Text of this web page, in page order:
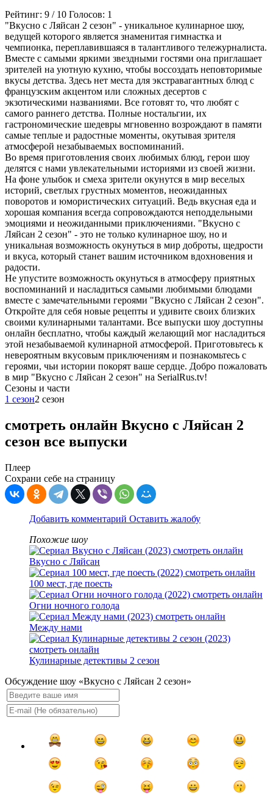
Рейтинг: 9 / 10 Голосов: 1
"Вкусно с Ляйсан 2 сезон" - уникальное кулинарное шоу,
ведущей которого является знаменитая гимнастка и
чемпионка, переплавившаяся в талантливого тележурналиста.
Вместе с самыми яркими звездными гостями она приглашает
зрителей на уютную кухню, чтобы воссоздать неповторимые
вкусы детства. Здесь нет места для экстравагантных блюд с
французским акцентом или сложных десертов с
экзотическими названиями. Все готовят то, что любят с
самого раннего детства. Полные ностальгии, их
гастрономические шедевры мгновенно возрождают в памяти
самые теплые и радостные моменты, окутывая зрителя
атмосферой незабываемых воспоминаний.
Во время приготовления своих любимых блюд, герои шоу
делятся с нами увлекательными историями из своей жизни.
На фоне улыбок и смеха зрители окунутся в мир веселых
историй, светлых грустных моментов, неожиданных
поворотов и юмористических ситуаций. Ведь вкусная еда и
хорошая компания всегда сопровождаются неподдельными
эмоциями и неожиданными приключениями. "Вкусно с
Ляйсан 2 сезон" - это не только кулинарное шоу, но и
уникальная возможность окунуться в мир доброты, щедрости
и вкуса, который станет вашим источником вдохновения и
радости.
Не упустите возможность окунуться в атмосферу приятных
воспоминаний и насладиться самыми любимыми блюдами
вместе с замечательными героями "Вкусно с Ляйсан 2 сезон".
Откройте для себя новые рецепты и удивите своих близких
своими кулинарными талантами. Все выпуски шоу доступны
онлайн бесплатно, чтобы каждый желающий мог насладиться
этой незабываемой кулинарной атмосферой. Приготовьтесь к
невероятным вкусовым приключениям и познакомьтесь с
героями, чьи истории покорят ваше сердце. Добро пожаловать
в мир "Вкусно с Ляйсан 2 сезон" на SerialRus.tv!
Cезоны и части
1 сезон2 сезон
смотреть онлайн Вкусно с Ляйсан 2
сезон все выпуски
Плеер
Сохрани себе на страницу
Добавить комментарий Оставить жалобу
Похожие шоу
Вкусно с Ляйсан
100 мест, где поесть
Огни ночного голода
Между нами
Кулинарные детективы 2 сезон
Обсуждение шоу «Вкусно с Ляйсан 2 сезон»